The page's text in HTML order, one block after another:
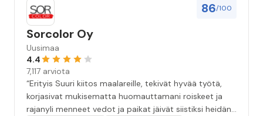
86/100
Sorcolor Oy
Uusimaa
4.4
7,117 arviota
“Erityis Suuri kiitos maalareille, tekivät hyvää työtä,
korjasivat mukisematta huomauttamani roiskeet ja
rajanyli menneet vedot ja paikat jäivät siistiksi heidän